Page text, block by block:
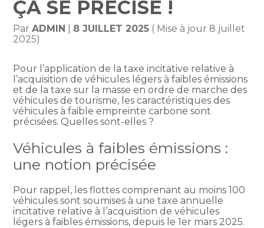
ÇA SE PRÉCISE !
ParADMIN 8 JUILLET 2025 ( Mise à jour 8 juillet
2025)
Pour l’application de la taxe incitative relative à
l’acquisition de véhicules légers à faibles émissions
et de la taxe sur la masse en ordre de marche des
véhicules de tourisme, les caractéristiques des
véhicules à faible empreinte carbone sont
précisées. Quelles sont-elles ?
Véhicules à faibles émissions :
une notion précisée
Pour rappel, les flottes comprenant au moins 100
véhicules sont soumises à une taxe annuelle
incitative relative à l’acquisition de véhicules
légers à faibles émissions, depuis le 1er mars 2025.